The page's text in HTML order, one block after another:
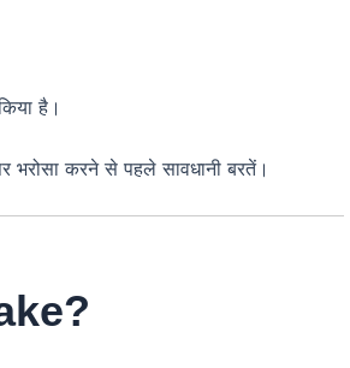
है।
करने से पहले सावधानी बरतें।